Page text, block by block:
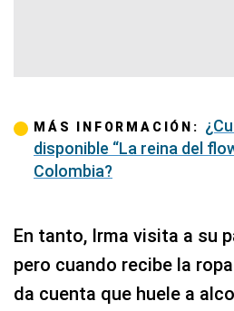
MÁS INFORMACIÓN:
disponible “La reina del
Colombia?
En tanto, Irma visita a su
pero cuando recibe la
da cuenta que huele a